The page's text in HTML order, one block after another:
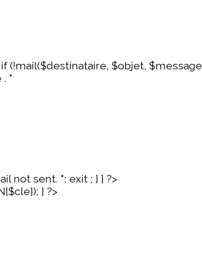
(!mail($destinataire, $objet,
"
not sent. "; exit ; } } ?>
} ?>